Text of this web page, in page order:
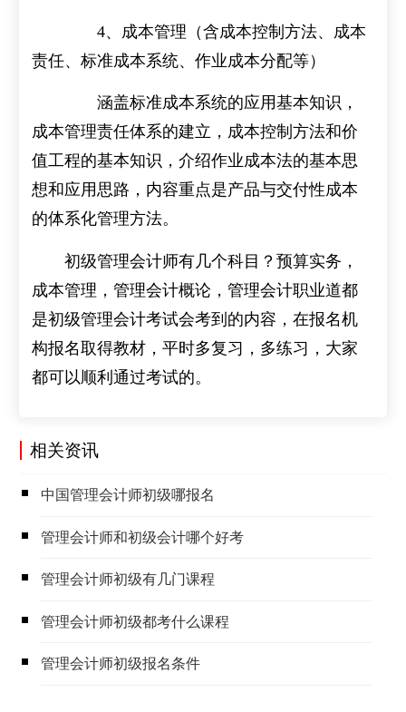
4、成本管理（含成本控制方法、成本
责任、标准成本系统、作业成本分配等）
涵盖标准成本系统的应用基本知识，
成本管理责任体系的建立，成本控制方法和价
值工程的基本知识，介绍作业成本法的基本思
想和应用思路，内容重点是产品与交付性成本
的体系化管理方法。
初级管理会计师有几个科目？预算实务，
成本管理，管理会计概论，管理会计职业道都
是初级管理会计考试会考到的内容，在报名机
构报名取得教材，平时多复习，多练习，大家
都可以顺利通过考试的。
相关资讯
​中国管理会计师初级哪报名
​管理会计师和初级会计哪个好考
​管理会计师初级有几门课程
​管理会计师初级都考什么课程
​管理会计师初级报名条件